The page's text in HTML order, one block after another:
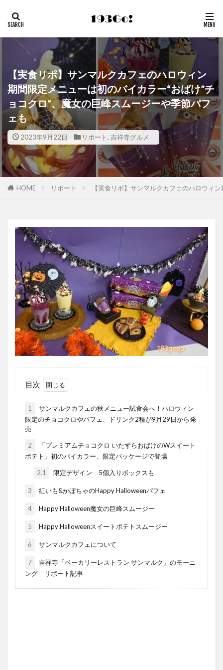
【実食リポ】サンマルクカフェのハロウィン
期間限定メニューは初のバイカラー“おばけ”チ
ョコクロ“、魔女の巨峰スムージーや季節パフ
ェも
2023年9月22日 リポート, 吉祥寺グルメ
HOME リポート 【実食リポ】サンマルクカフェのハロウィ
目次
1
サンマルクカフェの秋メニュー試食会へ！ハロウィン
限定のチョコクロやパフェ、ドリンク2種が9月29日から発
売
2
「プレミアムチョコクロ いたずらおばけのWスイート
ポテト」初のバイカラー、限定パッケージで登場
2.1 限定デザイン 5個入りボックスも
3 紅いも&かぼちゃのHappy Halloweenパフェ
4 Happy Halloween魔女の巨峰スムージー
5 Happy Halloweenスイートポテトスムージー
6 サンマルクカフェについて
7
吉祥寺「ベーカリーレストラン サンマルク」のモーニ
ング リポート記事